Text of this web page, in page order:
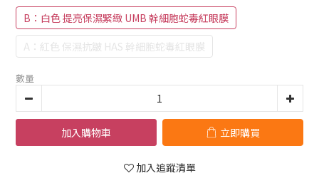
B：白色 提亮保濕緊緻 UMB 幹細胞蛇毒紅眼膜
A：紅色 保濕抗皺 HAS 幹細胞蛇毒紅眼膜
數量
加入購物車 立即購買
加入追蹤清單